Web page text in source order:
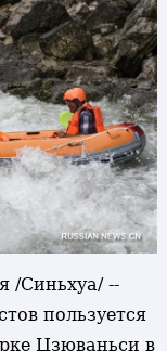
/Синьхуа/ --
пользуется
Цзюваньси в